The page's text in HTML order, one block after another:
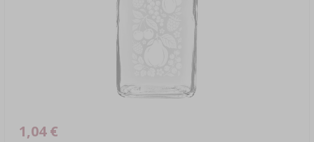
1,04 €